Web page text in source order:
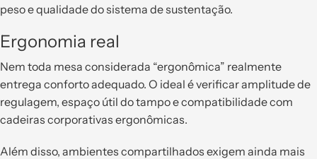
peso e qualidade do sistema de sustentação.
Ergonomia real
Nem toda mesa considerada “ergonômica” realmente
entrega conforto adequado. O ideal é verificar amplitude de
regulagem, espaço útil do tampo e compatibilidade com
cadeiras corporativas ergonômicas.
Além disso, ambientes compartilhados exigem ainda mais